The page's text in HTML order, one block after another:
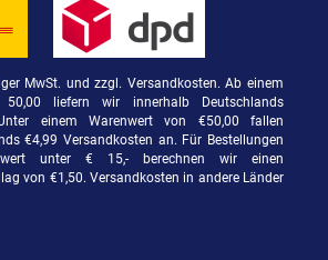
MwSt. und zzgl. Versandkosten. Ab einem
liefern wir innerhalb Deutschlands
einem Warenwert von €50,00 fallen
€4,99 Versandkosten an. Für Bestellungen
unter € 15,- berechnen wir einen
von €1,50. Versandkosten in andere Länder